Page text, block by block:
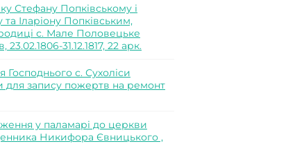
Стефану Попківському і
Іларіону Попківським,
с. Мале Половецьке
31.12.1817, 22 арк.
с. Сухоліси
запису пожертв на ремонт
у паламарі до церкви
Никифора Євницького ,